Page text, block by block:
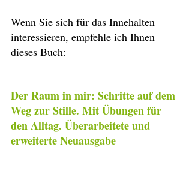
Wenn Sie sich für das Innehalten
interessieren, empfehle ich Ihnen
dieses Buch:
Der Raum in mir: Schritte auf dem
Weg zur Stille. Mit Übungen für
den Alltag. Überarbeitete und
erweiterte Neuausgabe